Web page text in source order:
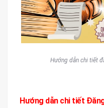
Hướng dẫn chi tiết
Hướng dẫn chi tiết